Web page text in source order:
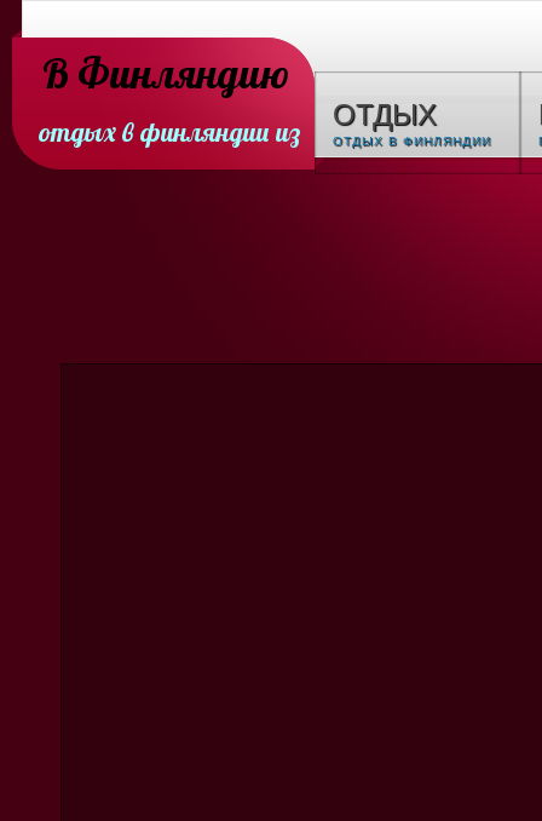
В Финляндию
отдых в финляндии из
ОТДЫХ
ОТДЫХ В ФИНЛЯНДИИ